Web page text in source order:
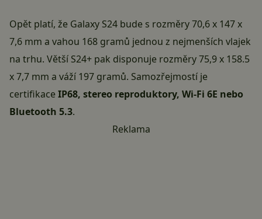
Opět platí, že Galaxy S24 bude s rozměry 70,6 x 147 x
7,6 mm a vahou 168 gramů jednou z nejmenších vlajek
na trhu. Větší S24+ pak disponuje rozměry 75,9 x 158.5
x 7,7 mm a váží 197 gramů. Samozřejmostí je
certifikaceIP68, stereo reproduktory, Wi-Fi 6E nebo
Bluetooth 5.3.
Reklama